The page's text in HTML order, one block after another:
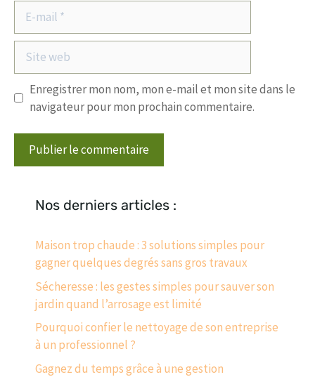
mail
Site
web
Enregistrer mon nom, mon e-mail et mon site dans le
navigateur pour mon prochain commentaire.
Nos derniers articles :
Maison trop chaude : 3 solutions simples pour
gagner quelques degrés sans gros travaux
Sécheresse : les gestes simples pour sauver son
jardin quand l’arrosage est limité
Pourquoi confier le nettoyage de son entreprise
à un professionnel ?
Gagnez du temps grâce à une gestion